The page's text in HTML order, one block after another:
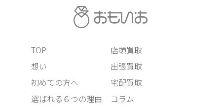
TOP
想い
初めての方へ
選ばれる６つの理由
店頭買取
出張買取
宅配買取
コラム